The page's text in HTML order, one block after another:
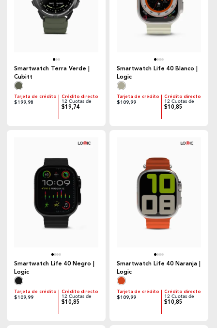
Smartwatch Terra Verde |
Cubitt
Tarjeta de crédito
$199,98
Crédito directo
12 Cuotas de
$19,74
Smartwatch Life 40 Blanco |
Logic
Tarjeta de crédito
$109,99
Crédito directo
12 Cuotas de
$10,85
Smartwatch Life 40 Negro |
Logic
Tarjeta de crédito
$109,99
Crédito directo
12 Cuotas de
$10,85
Smartwatch Life 40 Naranja |
Logic
Tarjeta de crédito
$109,99
Crédito directo
12 Cuotas de
$10,85